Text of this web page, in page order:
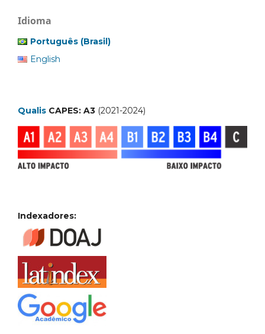
Idioma
Português (Brasil)
English
Qualis CAPES: A3 (2021-2024)
Indexadores: